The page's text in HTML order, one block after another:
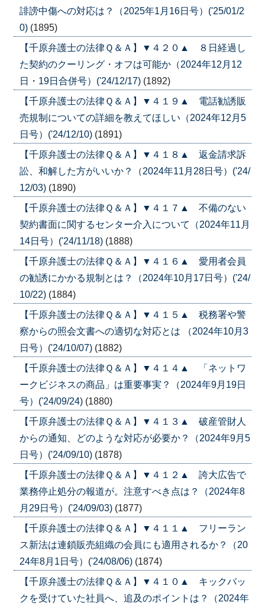
誹謗中傷への対応は？（2025年1月16日号）('25/01/2
0) (1895)
【千原弁護士の法律Ｑ＆Ａ】▼４２０▲ ８日経過し
た契約のクーリング・オフは可能か（2024年12月12
日・19日合併号）('24/12/17) (1892)
【千原弁護士の法律Ｑ＆Ａ】▼４１９▲ 電話勧誘販
売規制についての詳細を教えてほしい（2024年12月5
日号）('24/12/10) (1891)
【千原弁護士の法律Ｑ＆Ａ】▼４１８▲ 返金請求訴
訟、和解した方がいいか？（2024年11月28日号）('24/
12/03) (1890)
【千原弁護士の法律Ｑ＆Ａ】▼４１７▲ 不備のない
契約書面に関するセンター介入について（2024年11月
14日号）('24/11/18) (1888)
【千原弁護士の法律Ｑ＆Ａ】▼４１６▲ 愛用者会員
の勧誘にかかる規制とは？（2024年10月17日号）('24/
10/22) (1884)
【千原弁護士の法律Ｑ＆Ａ】▼４１５▲ 税務署や警
察からの照会文書への適切な対応とは （2024年10月3
日号）('24/10/07) (1882)
【千原弁護士の法律Ｑ＆Ａ】▼４１４▲ 「ネットワ
ークビジネスの商品」は重要事実？（2024年9月19日
号）('24/09/24) (1880)
【千原弁護士の法律Ｑ＆Ａ】▼４１３▲ 破産管財人
からの通知、どのような対応が必要か？（2024年9月5
日号）('24/09/10) (1878)
【千原弁護士の法律Ｑ＆Ａ】▼４１２▲ 誇大広告で
業務停止処分の報道が。注意すべき点は？（2024年8
月29日号）('24/09/03) (1877)
【千原弁護士の法律Ｑ＆Ａ】▼４１１▲ フリーラン
ス新法は連鎖販売組織の会員にも適用されるか？（20
24年8月1日号）('24/08/06) (1874)
【千原弁護士の法律Ｑ＆Ａ】▼４１０▲ キックバッ
クを受けていた社員へ、追及のポイントは？（2024年